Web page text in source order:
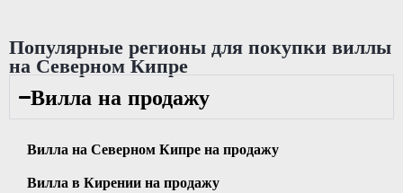
Популярные регионы для покупки виллы
на Северном Кипре
Вилла на продажу
Вилла на Северном Кипре на продажу
Вилла в Кирении на продажу